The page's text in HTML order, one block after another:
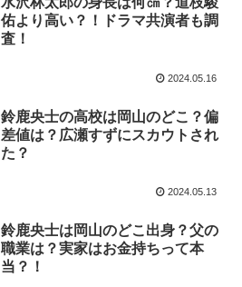
佑より高い？！ドラマ共演者も調
査！
2024.05.16
鈴鹿央士の高校は岡山のどこ？偏
差値は？広瀬すずにスカウトされ
た？
2024.05.13
鈴鹿央士は岡山のどこ出身？父の
職業は？実家はお金持ちって本
当？！